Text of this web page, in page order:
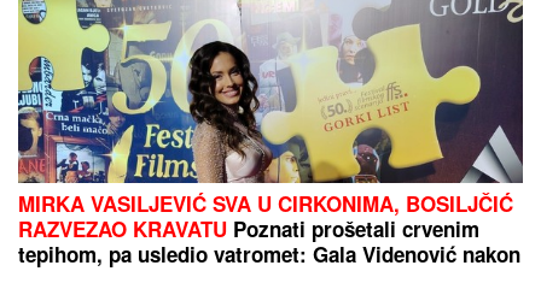
Evo zbog čega Luka Vujović i Anita Stanojlović NE